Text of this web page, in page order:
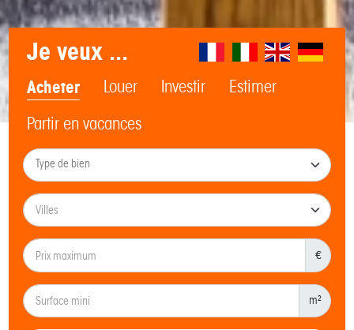
Je veux ...
Acheter Louer Investir
Estimer
Partir en vacances
€
m²